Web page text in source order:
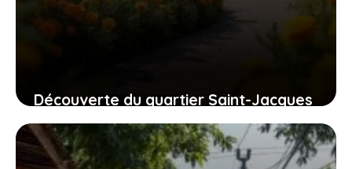
Découverte du quartier Saint-Jacques
à Grasse : pourquoi il attire tant les
familles ?